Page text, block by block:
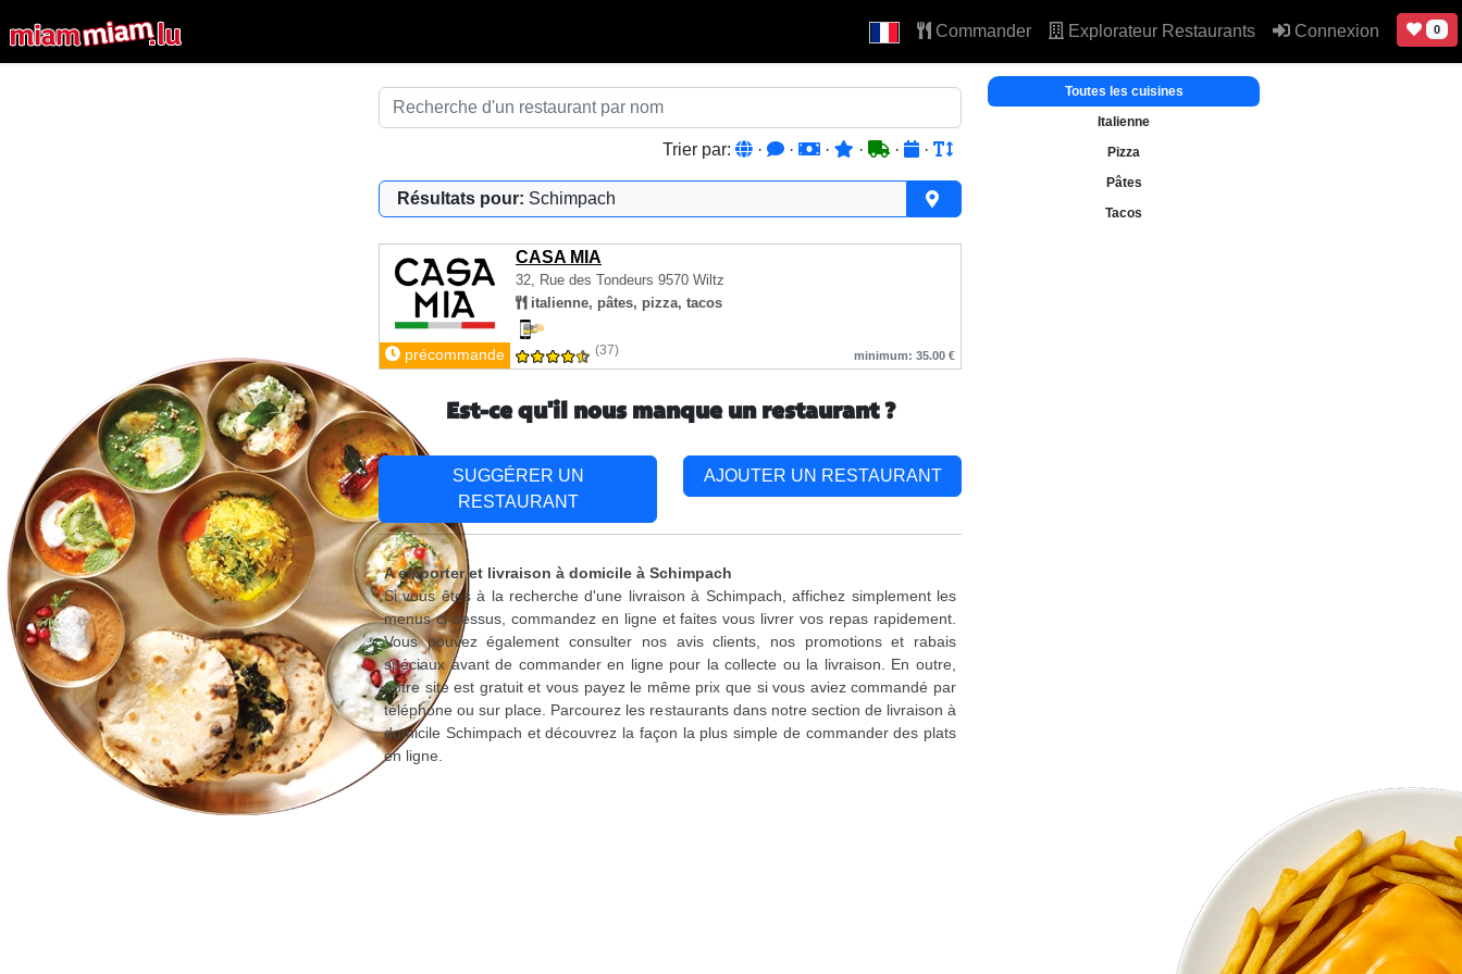
Commander Explorateur Restaurants Connexion 0
Trier par: · · · · · ·
Résultats pour: Schimpach
CASA MIA
32, Rue des Tondeurs 9570 Wiltz
italienne, pâtes, pizza, tacos
précommande (37) minimum: 35.00 €
Toutes les cuisines
Italienne
Pizza
Pâtes
Tacos
Est-ce qu'il nous manque un restaurant ?
SUGGÉRER UN
RESTAURANT
AJOUTER UN RESTAURANT
A emporter et livraison à domicile à Schimpach
Si vous êtes à la recherche d'une livraison à Schimpach, affichez simplement les
menus ci-dessus, commandez en ligne et faites vous livrer vos repas rapidement.
Vous pouvez également consulter nos avis clients, nos promotions et rabais
spéciaux avant de commander en ligne pour la collecte ou la livraison. En outre,
notre site est gratuit et vous payez le même prix que si vous aviez commandé par
téléphone ou sur place. Parcourez les restaurants dans notre section de livraison à
domicile Schimpach et découvrez la façon la plus simple de commander des plats
en ligne.